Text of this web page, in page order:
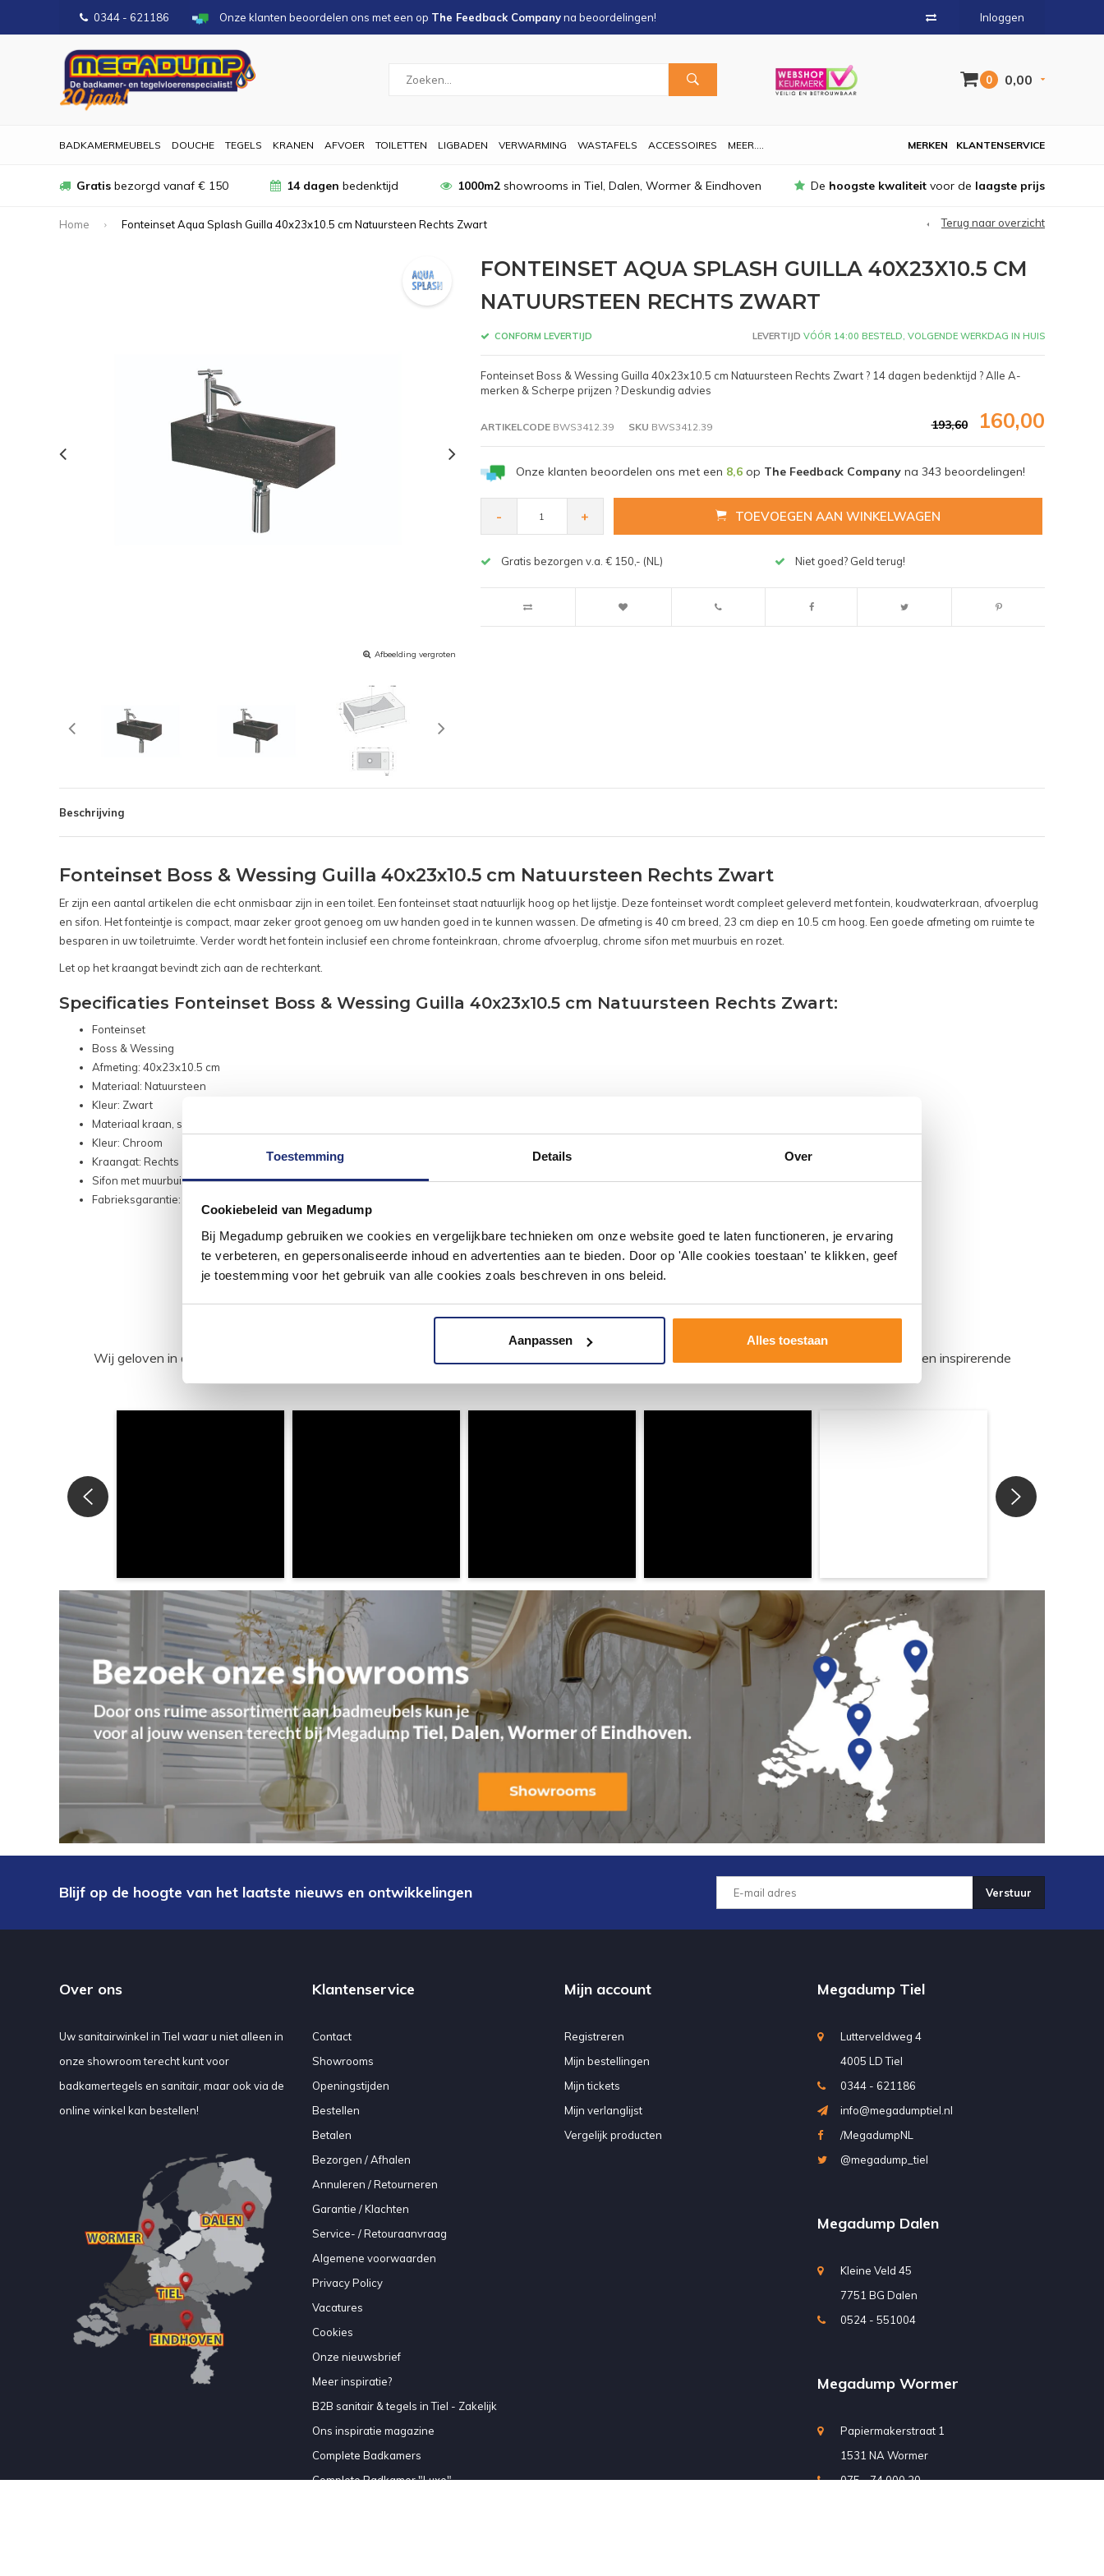
Toestemming Details Over
Cookiebeleid van Megadump
Bij Megadump gebruiken we cookies en vergelijkbare technieken om onze website goed te laten functioneren, je ervaring
te verbeteren, en gepersonaliseerde inhoud en advertenties aan te bieden. Door op 'Alle cookies toestaan' te klikken, geef
je toestemming voor het gebruik van alle cookies zoals beschreven in ons beleid.
Aanpassen Alles toestaan
0344 - 621186 Onze klanten beoordelen ons met een op The Feedback Companyna beoordelingen! Inloggen
0 0,00
BADKAMERMEUBELS DOUCHE TEGELS KRANEN AFVOER TOILETTEN LIGBADEN VERWARMING WASTAFELS ACCESSOIRES MEER.... KLANTENSERVICE
MERKEN
Gratis bezorgd vanaf € 150 14 dagen bedenktijd 1000m2showrooms in Tiel, Dalen, Wormer & Eindhoven De hoogste kwaliteit voor de laagste prijs
Home Fonteinset Aqua Splash Guilla 40x23x10.5 cm Natuursteen Rechts Zwart Terug naar overzicht
Afbeelding vergroten
FONTEINSET AQUA SPLASH GUILLA 40X23X10.5 CM
NATUURSTEEN RECHTS ZWART
CONFORM LEVERTIJD LEVERTIJD VÓÓR 14:00 BESTELD, VOLGENDE WERKDAG IN HUIS
Fonteinset Boss & Wessing Guilla 40x23x10.5 cm Natuursteen Rechts Zwart ? 14 dagen bedenktijd ? Alle A-
merken & Scherpe prijzen ? Deskundig advies
ARTIKELCODEBWS3412.39 SKU BWS3412.39 193,60 160,00
Onze klanten beoordelen ons met een 8,6op The Feedback Companyna 343 beoordelingen!
- + TOEVOEGEN AAN WINKELWAGEN
Gratis bezorgen v.a. € 150,- (NL) Niet goed? Geld terug!
Beschrijving
Fonteinset Boss & Wessing Guilla 40x23x10.5 cm Natuursteen Rechts Zwart
Er zijn een aantal artikelen die echt onmisbaar zijn in een toilet. Een fonteinset staat natuurlijk hoog op het lijstje. Deze fonteinset wordt compleet geleverd met fontein, koudwaterkraan, afvoerplug
en sifon. Het fonteintje is compact, maar zeker groot genoeg om uw handen goed in te kunnen wassen. De afmeting is 40 cm breed, 23 cm diep en 10.5 cm hoog. Een goede afmeting om ruimte te
besparen in uw toiletruimte. Verder wordt het fontein inclusief een chrome fonteinkraan, chrome afvoerplug, chrome sifon met muurbuis en rozet.
Let op het kraangat bevindt zich aan de rechterkant.
Specificaties Fonteinset Boss & Wessing Guilla 40x23x10.5 cm Natuursteen Rechts Zwart:
Fonteinset
Boss & Wessing
Afmeting: 40x23x10.5 cm
Materiaal: Natuursteen
Kleur: Zwart
Materiaal kraan, sifon, waste: Messing
Kleur: Chroom
Kraangat: Rechts
Sifon met muurbuis + rozet
Fabrieksgarantie: 2 jaar
#mijndroombadkamer
Wij geloven in de kracht van delen. Deel jouw badkamer op Instagram met #mijndroombadkamer en tag @megadumpnl. Samen bouwen we een inspirerende
Blijf op de hoogte van het laatste nieuws en ontwikkelingen Verstuur
Over ons
Uw sanitairwinkel in Tiel waar u niet alleen in
onze showroom terecht kunt voor
badkamertegels en sanitair, maar ook via de
online winkel kan bestellen!
Klantenservice
Contact
Showrooms
Openingstijden
Bestellen
Betalen
Bezorgen / Afhalen
Annuleren / Retourneren
Garantie / Klachten
Service- / Retouraanvraag
Algemene voorwaarden
Privacy Policy
Vacatures
Cookies
Onze nieuwsbrief
Meer inspiratie?
B2B sanitair & tegels in Tiel - Zakelijk
Ons inspiratie magazine
Complete Badkamers
Complete Badkamer "Luxe"
Mijn account
Registreren
Mijn bestellingen
Mijn tickets
Mijn verlanglijst
Vergelijk producten
Megadump Tiel
Lutterveldweg 4
4005 LD Tiel
0344 - 621186
info@megadumptiel.nl
/MegadumpNL
@megadump_tiel
Megadump Dalen
Kleine Veld 45
7751 BG Dalen
0524 - 551004
Megadump Wormer
Papiermakerstraat 1
1531 NA Wormer
075 - 74 000 20